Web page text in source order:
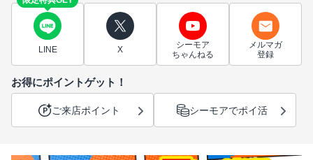
LINE X
シーモア
ちゃんねる
メルマガ
登録
お得にポイントゲット！
ご来店ポイント シーモアでポイ活